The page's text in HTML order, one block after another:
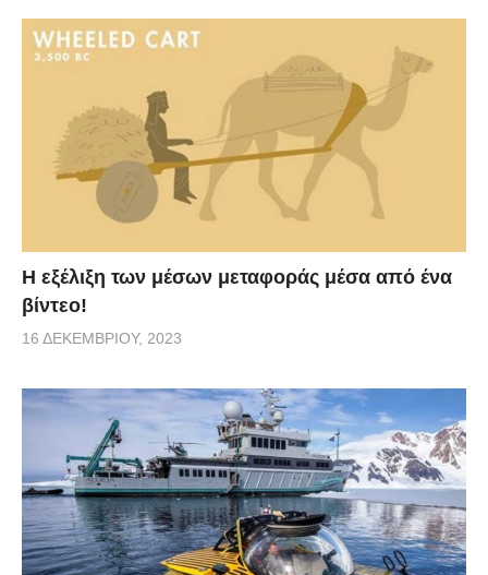
Η εξέλιξη των μέσων μεταφοράς μέσα από ένα
βίντεο!
16 ΔΕΚΕΜΒΡΊΟΥ, 2023